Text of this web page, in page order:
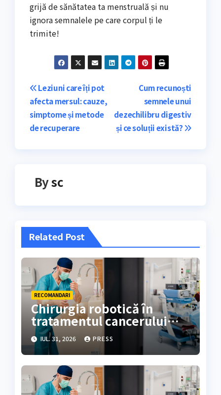
grijă de sănătatea ta menstruală și nu
ignora semnalele pe care corpul ți le
trimite!
Navigare
în
articole
Cum recunoști
semnele unui
dezechilibru digestiv
și ce soluții există?
Leziuni care îți pot
afecta mersul: cauze,
simptome și metode
de recuperare
Bysc
Related Post
RECOMANDARI
Chirurgia robotică în
tratamentul cancerului
colorectal
IUL. 31, 2026 PRESS